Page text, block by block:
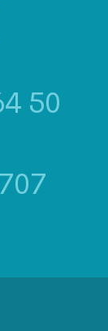
50